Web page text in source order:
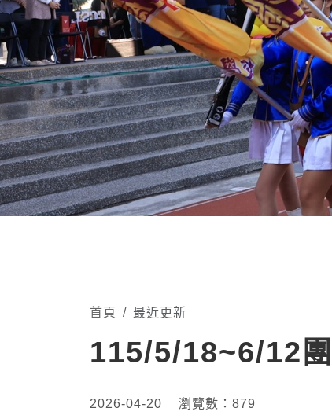
首頁 最近更新
115/5/18~6/12
2026-04-20 瀏覽數： 879